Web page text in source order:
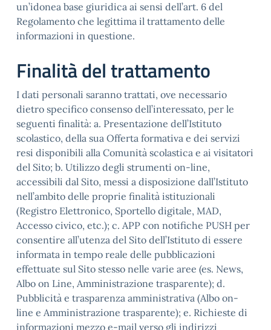
un’idonea base giuridica ai sensi dell’art. 6 del
Regolamento che legittima il trattamento delle
informazioni in questione.
Finalità del trattamento
I dati personali saranno trattati, ove necessario
dietro specifico consenso dell’interessato, per le
seguenti finalità: a. Presentazione dell’Istituto
scolastico, della sua Offerta formativa e dei servizi
resi disponibili alla Comunità scolastica e ai visitatori
del Sito; b. Utilizzo degli strumenti on-line,
accessibili dal Sito, messi a disposizione dall’Istituto
nell’ambito delle proprie finalità istituzionali
(Registro Elettronico, Sportello digitale, MAD,
Accesso civico, etc.); c. APP con notifiche PUSH per
consentire all’utenza del Sito dell’Istituto di essere
informata in tempo reale delle pubblicazioni
effettuate sul Sito stesso nelle varie aree (es. News,
Albo on Line, Amministrazione trasparente); d.
Pubblicità e trasparenza amministrativa (Albo on-
line e Amministrazione trasparente); e. Richieste di
informazioni mezzo e-mail verso gli indirizzi